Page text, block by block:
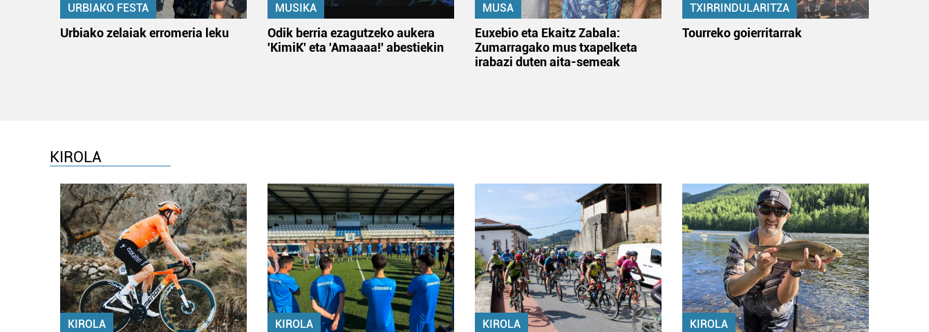
URBIAKO FESTA
Urbiako zelaiak erromeria leku
MUSIKA
Odik berria ezagutzeko aukera
'KimiK' eta 'Amaaaa!' abestiekin
MUSA
Euxebio eta Ekaitz Zabala:
Zumarragako mus txapelketa
irabazi duten aita-semeak
TXIRRINDULARITZA
Tourreko goierritarrak
KIROLA
KIROLA KIROLA KIROLA KIROLA